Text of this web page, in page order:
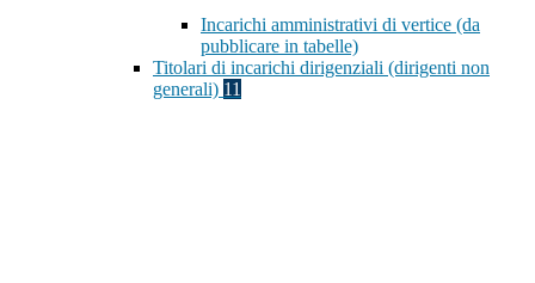
Incarichi amministrativi di vertice (da
pubblicare in tabelle)
Titolari di incarichi dirigenziali (dirigenti non
generali) 11